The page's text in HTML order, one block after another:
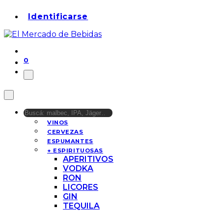
Identificarse
0
VINOS
CERVEZAS
ESPUMANTES
+ ESPIRITUOSAS
APERITIVOS
VODKA
RON
LICORES
GIN
TEQUILA